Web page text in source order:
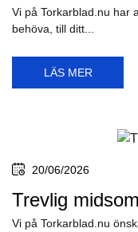
Vi på Torkarblad.nu har
behöva, till ditt...
LÄS MER
20/06/2026
Trevlig
Vi på Torkarblad.nu